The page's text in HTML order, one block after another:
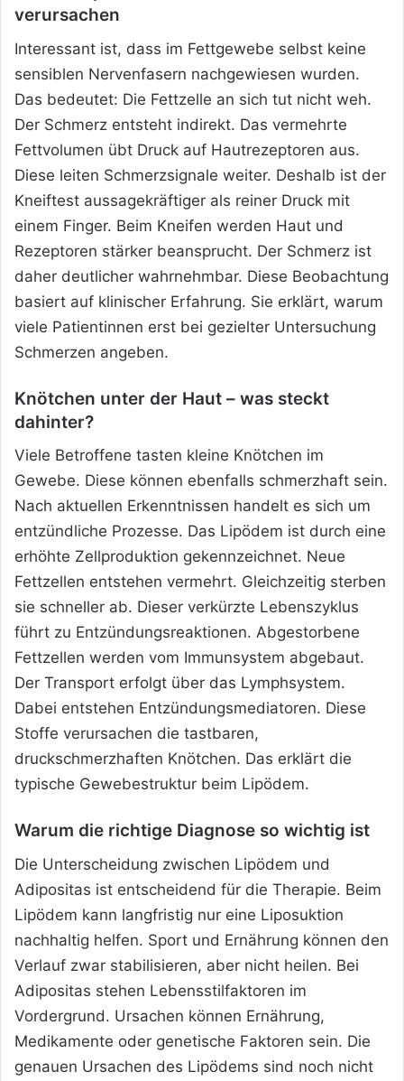
verursachen
Interessant ist, dass im Fettgewebe selbst keine
sensiblen Nervenfasern nachgewiesen wurden.
Das bedeutet: Die Fettzelle an sich tut nicht weh.
Der Schmerz entsteht indirekt. Das vermehrte
Fettvolumen übt Druck auf Hautrezeptoren aus.
Diese leiten Schmerzsignale weiter. Deshalb ist der
Kneiftest aussagekräftiger als reiner Druck mit
einem Finger. Beim Kneifen werden Haut und
Rezeptoren stärker beansprucht. Der Schmerz ist
daher deutlicher wahrnehmbar. Diese Beobachtung
basiert auf klinischer Erfahrung. Sie erklärt, warum
viele Patientinnen erst bei gezielter Untersuchung
Schmerzen angeben.
Knötchen unter der Haut – was steckt
dahinter?
Viele Betroffene tasten kleine Knötchen im
Gewebe. Diese können ebenfalls schmerzhaft sein.
Nach aktuellen Erkenntnissen handelt es sich um
entzündliche Prozesse. Das Lipödem ist durch eine
erhöhte Zellproduktion gekennzeichnet. Neue
Fettzellen entstehen vermehrt. Gleichzeitig sterben
sie schneller ab. Dieser verkürzte Lebenszyklus
führt zu Entzündungsreaktionen. Abgestorbene
Fettzellen werden vom Immunsystem abgebaut.
Der Transport erfolgt über das Lymphsystem.
Dabei entstehen Entzündungsmediatoren. Diese
Stoffe verursachen die tastbaren,
druckschmerzhaften Knötchen. Das erklärt die
typische Gewebestruktur beim Lipödem.
Warum die richtige Diagnose so wichtig ist
Die Unterscheidung zwischen Lipödem und
Adipositas ist entscheidend für die Therapie. Beim
Lipödem kann langfristig nur eine Liposuktion
nachhaltig helfen. Sport und Ernährung können den
Verlauf zwar stabilisieren, aber nicht heilen. Bei
Adipositas stehen Lebensstilfaktoren im
Vordergrund. Ursachen können Ernährung,
Medikamente oder genetische Faktoren sein. Die
genauen Ursachen des Lipödems sind noch nicht